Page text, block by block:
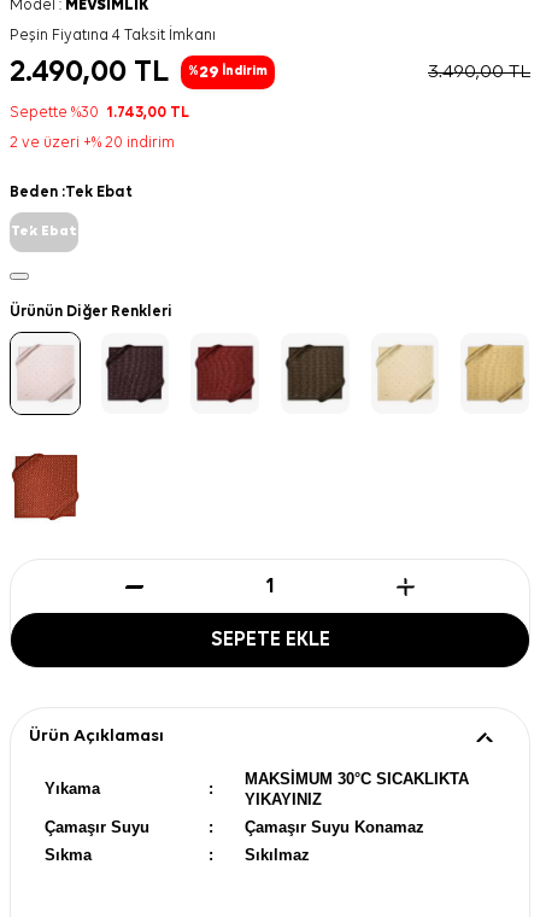
Model : MEVSIMLIK
Peşin Fiyatına 4 Taksit İmkanı
2.490,00 TL %29 İndirim 3.490,00TL
Sepette %30 1.743,00 TL
2 ve üzeri +% 20 indirim
Beden :Tek Ebat
Tek Ebat
Ürünün Diğer Renkleri
SEPETE EKLE
Ürün Açıklaması
Yıkama :
MAKSİMUM 30°C SICAKLIKTA
YIKAYINIZ
Çamaşır Suyu
:
Çamaşır Suyu Konamaz
Sıkma
: Sıkılmaz